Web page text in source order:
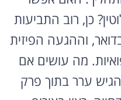
כן, רוב התביעות
וההגעה הפיזית
מה עושים אם
ערר בתוך פרק